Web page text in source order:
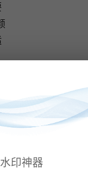
印神器